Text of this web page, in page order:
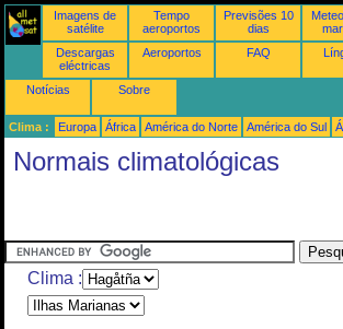
Imagens de
satélite
Tempo
aeroportos
Previsões 10
dias
Descargas
eléctricas
Aeroportos FAQ
Notícias Sobre
Clima : Europa África América do Norte América do Sul
Normais climatológicas
Clima :